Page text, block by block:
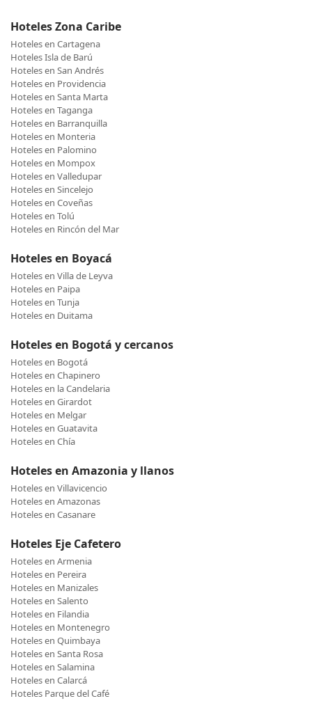
Hoteles Zona Caribe
Hoteles en Cartagena
Hoteles Isla de Barú
Hoteles en San Andrés
Hoteles en Providencia
Hoteles en Santa Marta
Hoteles en Taganga
Hoteles en Barranquilla
Hoteles en Monteria
Hoteles en Palomino
Hoteles en Mompox
Hoteles en Valledupar
Hoteles en Sincelejo
Hoteles en Coveñas
Hoteles en Tolú
Hoteles en Rincón del Mar
Hoteles en Boyacá
Hoteles en Villa de Leyva
Hoteles en Paipa
Hoteles en Tunja
Hoteles en Duitama
Hoteles en Bogotá y cercanos
Hoteles en Bogotá
Hoteles en Chapinero
Hoteles en la Candelaria
Hoteles en Girardot
Hoteles en Melgar
Hoteles en Guatavita
Hoteles en Chía
Hoteles en Amazonia y llanos
Hoteles en Villavicencio
Hoteles en Amazonas
Hoteles en Casanare
Hoteles Eje Cafetero
Hoteles en Armenia
Hoteles en Pereira
Hoteles en Manizales
Hoteles en Salento
Hoteles en Filandia
Hoteles en Montenegro
Hoteles en Quimbaya
Hoteles en Santa Rosa
Hoteles en Salamina
Hoteles en Calarcá
Hoteles Parque del Café